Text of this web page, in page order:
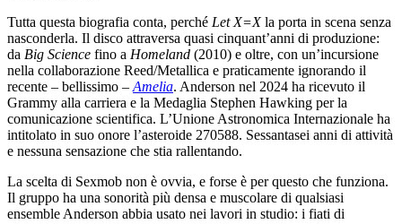
Tutta questa biografia conta, perché Let X=Xla porta in scena senza
nasconderla. Il disco attraversa quasi cinquant’anni di produzione:
da Big Science fino a Homeland (2010) e oltre, con un’incursione
nella collaborazione Reed/Metallica e praticamente ignorando il
recente – bellissimo – Amelia. Anderson nel 2024 ha ricevuto il
Grammy alla carriera e la Medaglia Stephen Hawking per la
comunicazione scientifica. L’Unione Astronomica Internazionale ha
intitolato in suo onore l’asteroide 270588. Sessantasei anni di attività
e nessuna sensazione che stia rallentando.
La scelta di Sexmob non è ovvia, e forse è per questo che funziona.
Il gruppo ha una sonorità più densa e muscolare di qualsiasi
ensemble Anderson abbia usato nei lavori in studio: i fiati di